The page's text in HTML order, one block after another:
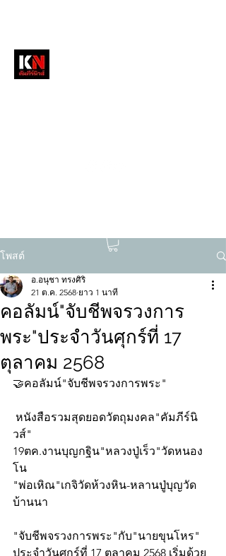
โพสต์
คอลัมน์"จับชีพจรวงการ
พระ"ประจำวันศุกร์ที่ 17
ตุลาคม 2568
อ.อนุชา ทรงศิริ
21 ต.ค. 2568 ยาว 1 นาที
🤝คอลัมน์"จับชีพจรวงการพระ"
วส์"
19ตค.งานบุญกฐิน"หลวงปู่เร็ว"วัดหนอง
โน
"พ่อเหิณ"เกจิวัดห้วงหิน-หลานปู่บุญวัด
บ้านนา
"จับชีพจรวงการพระ"กับ"นายขุนโหร"
ประจำวันศุกร์ที่ 17 ตุลาคม 2568 เริ่มด้วย